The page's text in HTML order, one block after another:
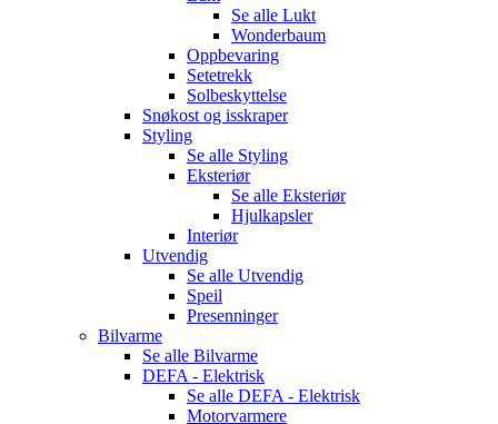
Se alle Lukt
Wonderbaum
Oppbevaring
Setetrekk
Solbeskyttelse
Snøkost og isskraper
Styling
Se alle Styling
Eksteriør
Se alle Eksteriør
Hjulkapsler
Interiør
Utvendig
Se alle Utvendig
Speil
Presenninger
Bilvarme
Se alle Bilvarme
DEFA - Elektrisk
Se alle DEFA - Elektrisk
Motorvarmere